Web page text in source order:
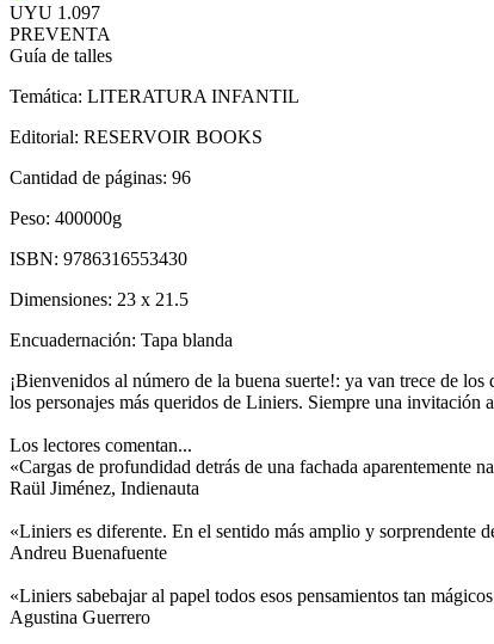
UYU 1.097
PREVENTA
Guía de talles
Temática: LITERATURA INFANTIL
Editorial: RESERVOIR BOOKS
Cantidad de páginas: 96
Peso: 400000g
ISBN: 9786316553430
Dimensiones: 23 x 21.5
Encuadernación: Tapa blanda
¡Bienvenidos al número de la buena suerte!: ya van trece de
los personajes más queridos de Liniers. Siempre una
Los lectores comentan...
«Cargas de profundidad detrás de una fachada aparentemente
Raül Jiménez, Indienauta
«Liniers es diferente. En el sentido más amplio y sorprendente
Andreu Buenafuente
«Liniers sabebajar al papel todos esos pensamientos tan
Agustina Guerrero